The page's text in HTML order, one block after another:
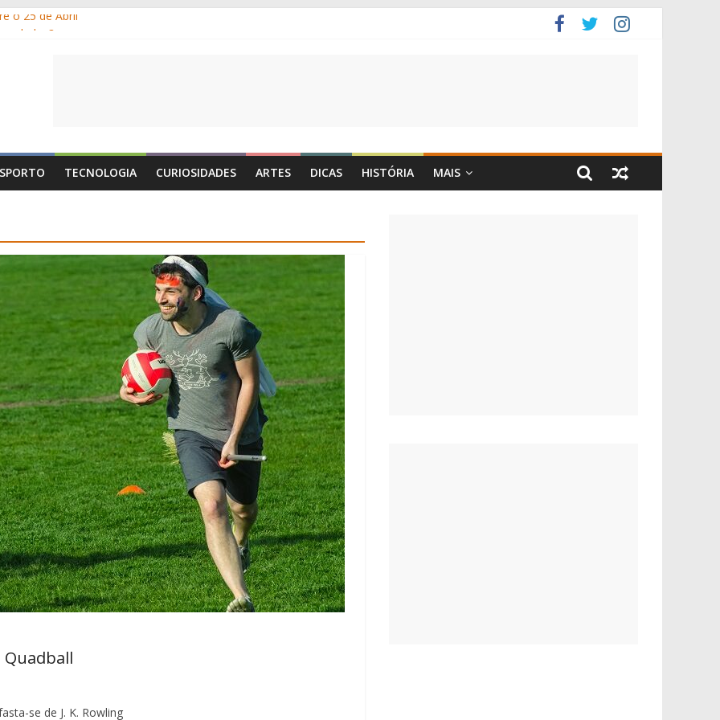
o 25 de Abril
Maio é o Dia do Trabalhador?
TECNOLOGIA CURIOSIDADES ARTES DICAS HISTÓRIA MAIS
se de J. K. Rowling